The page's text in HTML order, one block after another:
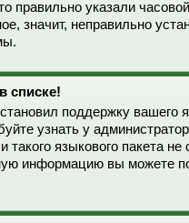
правильно указали
значит, неправильно
списке!
поддержку вашего
узнать у
такого языкового пакета
информацию вы можете